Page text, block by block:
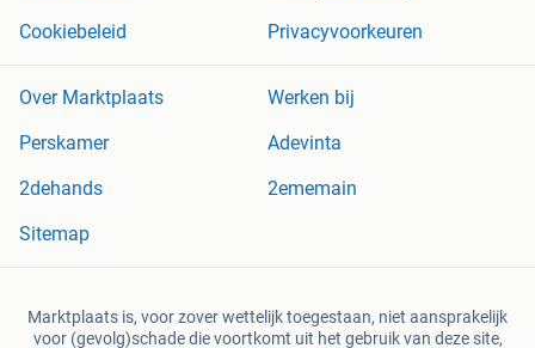
Cookiebeleid
Privacyvoorkeuren
Over Marktplaats
Werken bij
Perskamer
Adevinta
2dehands
2ememain
Sitemap
Marktplaats is, voor zover wettelijk toegestaan, niet aansprakelijk
voor (gevolg)schade die voortkomt uit het gebruik van deze site,